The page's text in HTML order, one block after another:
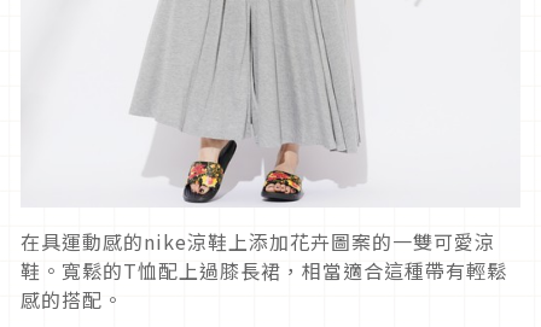
在具運動感的nike涼鞋上添加花卉圖案的一雙可愛涼
鞋。寬鬆的T恤配上過膝長裙，相當適合這種帶有輕鬆
感的搭配。